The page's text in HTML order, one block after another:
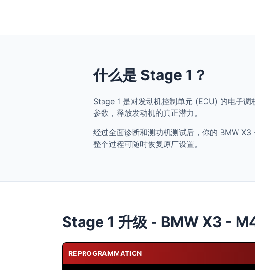
什么是 Stage 1？
Stage 1 是对发动机控制单元 (ECU) 的电子
参数，释放发动机的真正潜力。
经过全面诊断和测功机测试后，你的 BMW
整个过程可随时恢复原厂设置。
Stage 1 升级 - BMW X3 -
REPROGRAMMATION